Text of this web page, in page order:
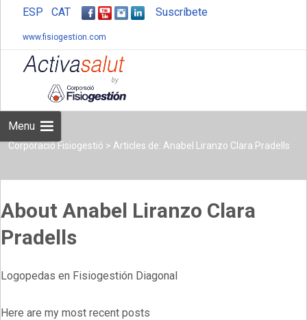
ESP CAT Suscríbete
www.fisiogestion.com
Menu
Corporació Fisiogestió > Articles de: Anabel Liranzo Clara Pradells
About Anabel Liranzo Clara
Pradells
Logopedas en Fisiogestión Diagonal
Here are my most recent posts